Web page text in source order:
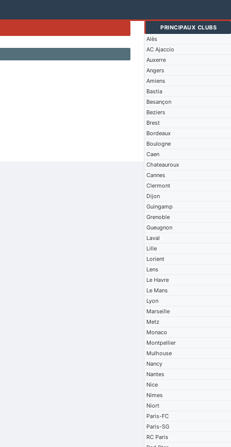
PRINCIPAUX CLUBS
Alès
AC Ajaccio
Auxerre
Angers
Amiens
Bastia
Besançon
Beziers
Brest
Bordeaux
Boulogne
Caen
Chateauroux
Cannes
Clermont
Dijon
Guingamp
Grenoble
Gueugnon
Laval
Lille
Lorient
Lens
Le Havre
Le Mans
Lyon
Marseille
Metz
Monaco
Montpellier
Mulhouse
Nancy
Nantes
Nice
Nimes
Niort
Paris-FC
Paris-SG
RC Paris